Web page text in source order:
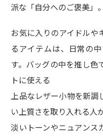
派な「自分へのご褒美」。
お気に入りのアイドルや
るアイテムは、日常の
す。バッグの中を推し色
トに使える
上品なレザー小物を新調
い上質さを取り入れる人
淡いトーンやニュアンス